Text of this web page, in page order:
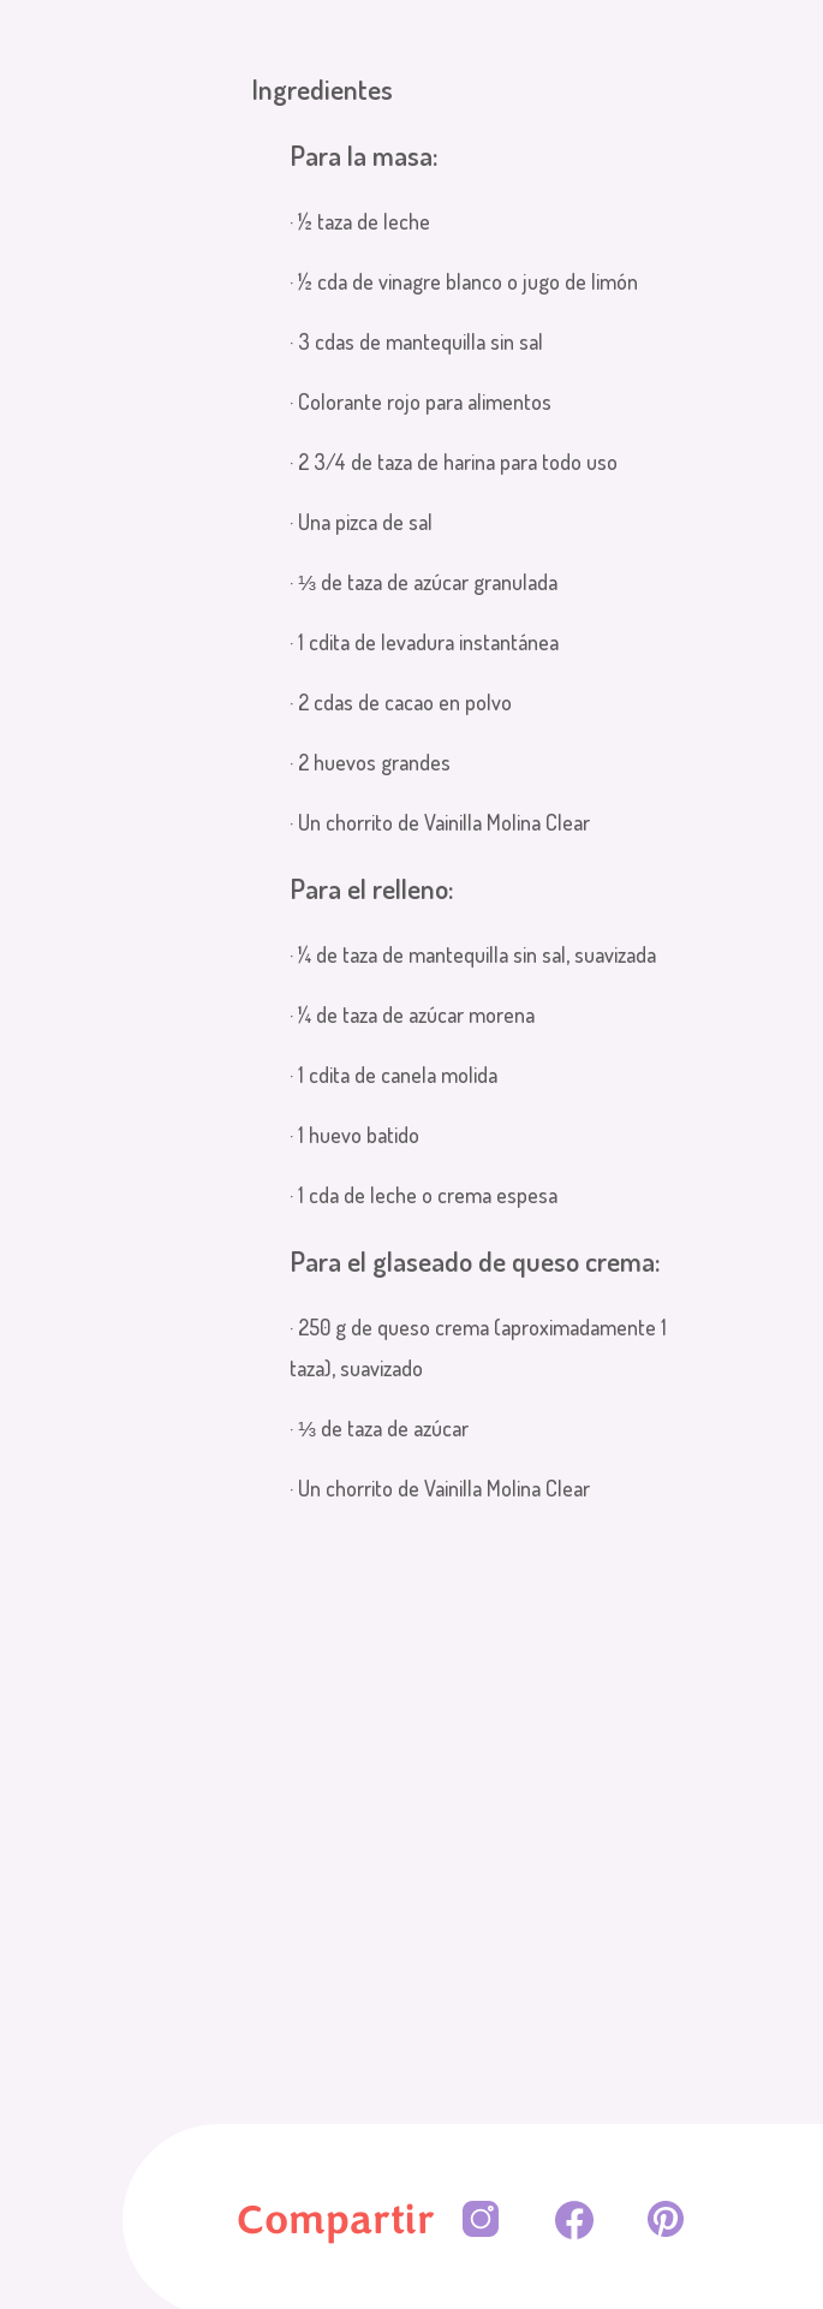
Ingredientes
Para la masa:
· ½ taza de leche
· ½ cda de vinagre blanco o jugo de limón
· 3 cdas de mantequilla sin sal
· Colorante rojo para alimentos
· 2 3/4 de taza de harina para todo uso
· Una pizca de sal
· ⅓ de taza de azúcar granulada
· 1 cdita de levadura instantánea
· 2 cdas de cacao en polvo
· 2 huevos grandes
· Un chorrito de Vainilla Molina Clear
Para el relleno:
· ¼ de taza de mantequilla sin sal, suavizada
· ¼ de taza de azúcar morena
· 1 cdita de canela molida
· 1 huevo batido
· 1 cda de leche o crema espesa
Para el glaseado de queso crema:
· 250 g de queso crema (aproximadamente 1
taza), suavizado
· ⅓ de taza de azúcar
· Un chorrito de Vainilla Molina Clear
Compartir